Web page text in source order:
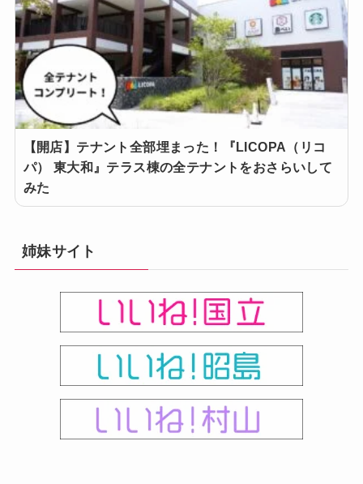
【開店】テナント全部埋まった！『LICOPA（リコ
パ） 東大和』テラス棟の全テナントをおさらいして
みた
姉妹サイト